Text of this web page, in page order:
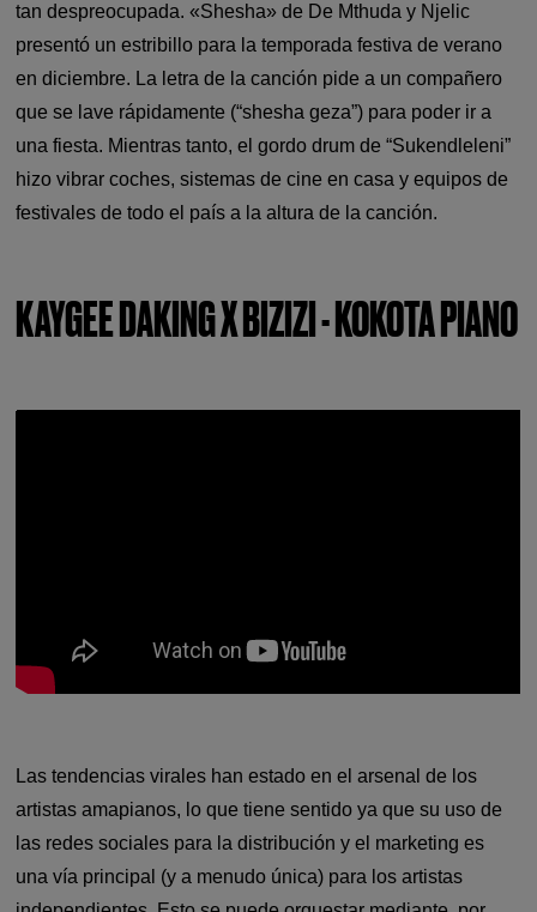
tan despreocupada. «Shesha» de De Mthuda y Njelic
presentó un estribillo para la temporada festiva de verano
en diciembre. La letra de la canción pide a un compañero
que se lave rápidamente (“shesha geza”) para poder ir a
una fiesta. Mientras tanto, el gordo drum de “Sukendleleni”
hizo vibrar coches, sistemas de cine en casa y equipos de
festivales de todo el país a la altura de la canción.
KAYGEE DAKING X BIZIZI - KOKOTA PIANO
Las tendencias virales han estado en el arsenal de los
artistas amapianos, lo que tiene sentido ya que su uso de
las redes sociales para la distribución y el marketing es
una vía principal (y a menudo única) para los artistas